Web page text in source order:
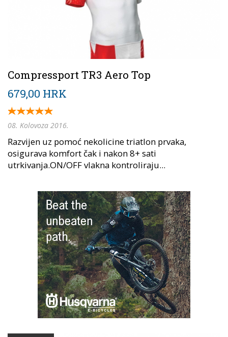
Compressport TR3 Aero Top
679,00 HRK
08. Kolovoza 2016.
Razvijen uz pomoć nekolicine triatlon prvaka,
osigurava komfort čak i nakon 8+ sati
utrkivanja.ON/OFF vlakna kontroliraju...